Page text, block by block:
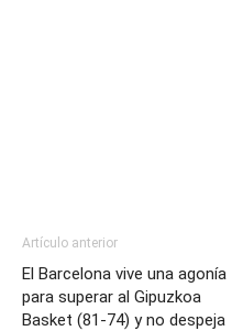
Artículo anterior
El Barcelona vive una agonía
para superar al Gipuzkoa
Basket (81-74) y no despeja